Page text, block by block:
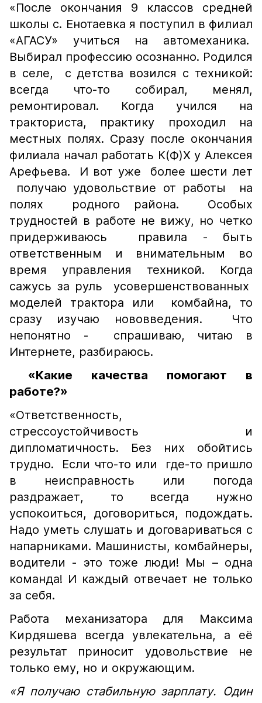
«После окончания 9 классов средней
школы с. Енотаевка я поступил в филиал
«АГАСУ» учиться на автомеханика.
Выбирал профессию осознанно. Родился
в селе, с детства возился с техникой:
всегда что-то собирал, менял,
ремонтировал. Когда учился на
тракториста, практику проходил на
местных полях. Сразу после окончания
филиала начал работать К(Ф)Х у Алексея
Арефьева. И вот уже более шести лет
получаю удовольствие от работы на
полях родного района. Особых
трудностей в работе не вижу, но четко
придерживаюсь правила - быть
ответственным и внимательным во
время управления техникой. Когда
сажусь за руль усовершенствованных
моделей трактора или комбайна, то
сразу изучаю нововведения. Что
непонятно - спрашиваю, читаю в
Интернете, разбираюсь.
«Какие качества помогают в
работе?»
«Ответственность,
стрессоустойчивость и
дипломатичность. Без них обойтись
трудно. Если что-то или где-то пришло
в неисправность или погода
раздражает, то всегда нужно
успокоиться, договориться, подождать.
Надо уметь слушать и договариваться с
напарниками. Машинисты, комбайнеры,
водители - это тоже люди! Мы – одна
команда! И каждый отвечает не только
за себя.
Работа механизатора для Максима
Кирдяшева всегда увлекательна, а её
результат приносит удовольствие не
только ему, но и окружающим.
«Я получаю стабильную зарплату. Один